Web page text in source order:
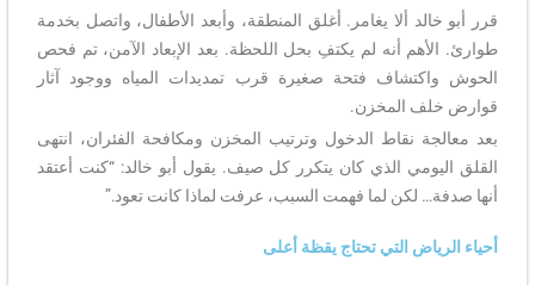
قرر أبو خالد ألا يغامر. أغلق المنطقة، وأبعد الأطفال، واتصل بخدمة
طوارئ. الأهم أنه لم يكتفِ بحل اللحظة. بعد الإبعاد الآمن، تم فحص
الحوش واكتشاف فتحة صغيرة قرب تمديدات المياه ووجود آثار
قوارض خلف المخزن.
بعد معالجة نقاط الدخول وترتيب المخزن ومكافحة الفئران، انتهى
القلق اليومي الذي كان يتكرر كل صيف. يقول أبو خالد: “كنت أعتقد
أنها صدفة… لكن لما فهمت السبب، عرفت لماذا كانت تعود.”
أحياء الرياض التي تحتاج يقظة أعلى